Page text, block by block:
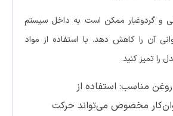
و گردوغبار ممکن است به داخل سیستم
آن را کاهش دهد. با استفاده از مواد
را تمیز کنید.
روغن مناسب: استفاده از
مخصوص می‌تواند حرکت